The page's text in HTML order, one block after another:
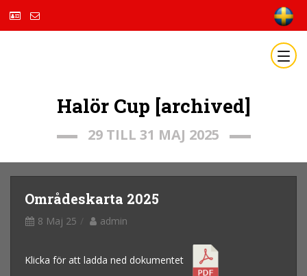
Halör Cup [archived]
29 TILL 31 MAJ 2025
Områdeskarta 2025
8 Maj 25 admin
Klicka för att ladda ned dokumentet